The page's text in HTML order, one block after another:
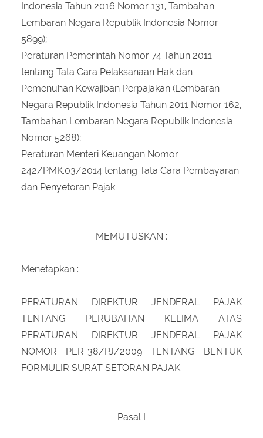
Indonesia Tahun 2016 Nomor 131, Tambahan
Lembaran Negara Republik Indonesia Nomor
5899);
Peraturan Pemerintah Nomor 74 Tahun 2011
tentang Tata Cara Pelaksanaan Hak dan
Pemenuhan Kewajiban Perpajakan (Lembaran
Negara Republik Indonesia Tahun 2011 Nomor 162,
Tambahan Lembaran Negara Republik Indonesia
Nomor 5268);
Peraturan Menteri Keuangan Nomor
242/PMK.03/2014 tentang Tata Cara Pembayaran
dan Penyetoran Pajak
MEMUTUSKAN :
Menetapkan :
PERATURAN DIREKTUR JENDERAL PAJAK
TENTANG PERUBAHAN KELIMA ATAS
PERATURAN DIREKTUR JENDERAL PAJAK
NOMOR PER-38/PJ/2009 TENTANG BENTUK
FORMULIR SURAT SETORAN PAJAK.
Pasal I